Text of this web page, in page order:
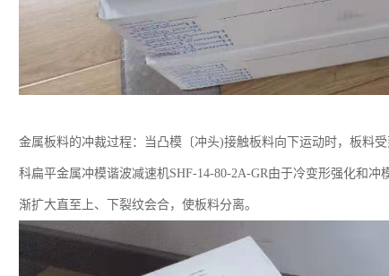
金属板料的冲裁过程：当凸模〔冲头)接触板料向下运动时，板料
科扁平金属冲模谐波减速机SHF-14-80-2A-GR由于冷变形强化和
渐扩大直至上、下裂纹会合，使板料分离。